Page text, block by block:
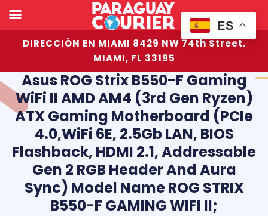
DIRECCIÓN EN MIAMI 8429 NW 74th Street.
MIAMI, FL 33195
Asus ROG Strix B550-F Gaming
WiFi II AMD AM4 (3rd Gen Ryzen)
ATX Gaming Motherboard (PCIe
4.0,WiFi 6E, 2.5Gb LAN, BIOS
Flashback, HDMI 2.1, Addressable
Gen 2 RGB Header And Aura
Sync) Model Name ROG STRIX
B550-F GAMING WIFI II;
ES